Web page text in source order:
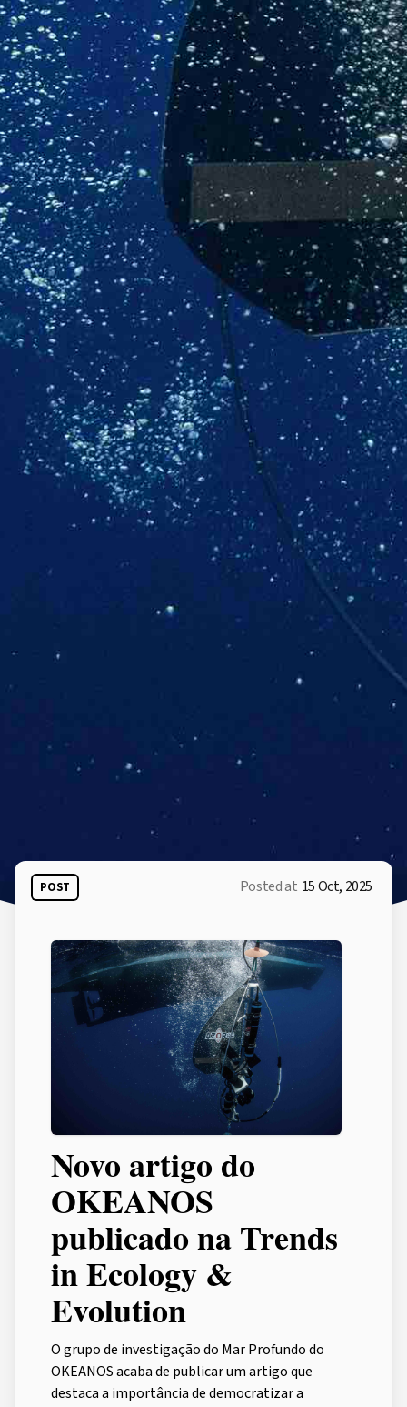
POST Posted at 15 Oct, 2025
Novo artigo do
OKEANOS
publicado na Trends
in Ecology &
Evolution
O grupo de investigação do Mar Profundo do
OKEANOS acaba de publicar um artigo que
destaca a importância de democratizar a